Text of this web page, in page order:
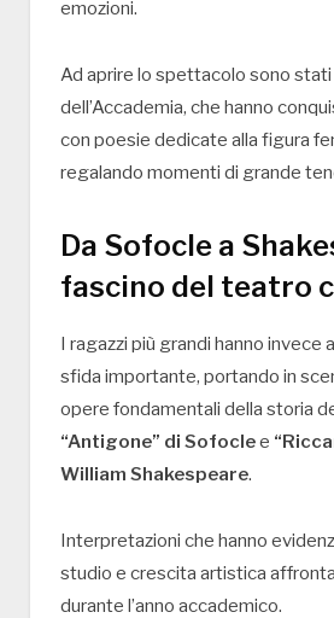
emozioni.
Ad aprire lo spettacolo sono stati
dell’Accademia, che hanno
con poesie dedicate alla figura
regalando momenti di grande
Da Sofocle a
fascino del teatro
I ragazzi più grandi hanno invece
sfida importante, portando in
opere fondamentali della storia
“Antigone” di Sofoclee
William Shakespeare.
Interpretazioni che hanno
studio e crescita artistica
durante l’anno accademico.